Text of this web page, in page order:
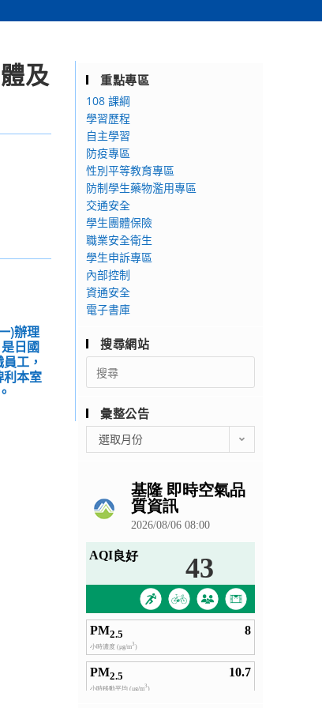
及
)辦理
日國
工，
利本室
重點專區
108 課綱
學習歷程
自主學習
防疫專區
性別平等教育專區
防制學生藥物濫用專區
交通安全
學生團體保險
職業安全衛生
學生申訴專區
內部控制
資通安全
電子書庫
搜尋網站
Search
for:
彙整公告
整
選取月份